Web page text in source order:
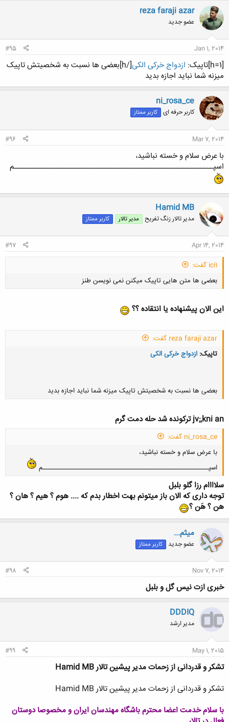
reza faraji azar
عضو جدید
Jan 1, 2014
#95
[h=1]تاپیک: ازدواج خرکی الکی
[/h]بعضی ها نسبت به شخصیتش تاپیک
میزنه شما نباید اجازه بدید
ni_rosa_ce
کاربر حرفه ای کاربر ممتاز
Mar 7, 2014
#96
با عرض سلام و خسته نباشید،
اسپـــــــــــــــــــــــــــــــــــــــــــــــــــــــــــــــــم
Hamid MB
مدیر تالار زنگ تفریح مدیر تالار کاربر ممتاز
Apr 14, 2014
#97
ici1 گفت:
بعضی ها متن هایی تاپیک میکنن نمی نویسن طنز
این الان پیشنهاده یا انتقاده ؟؟
reza faraji azar گفت:
تاپیک: ازدواج خرکی الکی
بعضی ها نسبت به شخصیتش تاپیک میزنه شما نباید اجازه بدید
کلیک کنید تا باز شود... jv;,kni an ترکونده شد حله دمت گرم
ni_rosa_ce گفت:
با عرض سلام و خسته نباشید،
اسپـــــــــــــــــــــــــــــــــــــــــــــــــــــــــــــــــم
کلیک کنید تا باز شود...
سلاااام رزا گلو بلبل
توجه داری که الان باز میتونم بهت اخطار بدم که .... هوم ؟ هیم ؟ هان ؟
هن ؟ هَن ؟
میثم...
عضو جدید کاربر ممتاز
Nov 7, 2014
#98
خبری ازت نیس گل و بلبل
DDDIQ
مدیر ارشد
May 1, 2015
#99
تشکر و قدردانی از زحمات مدیر پیشین تالار Hamid MB
تشکر و قدردانی از زحمات مدیر پیشین تالار Hamid MB
با سلام خدمت اعضا محترم باشگاه مهندسان ایران و مخصوصا دوستان